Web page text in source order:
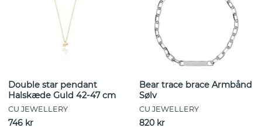
Double star pendant
Halskæde Guld 42-47 cm
CU JEWELLERY
746 kr
Bear trace brace Armbånd
Sølv
CU JEWELLERY
820 kr